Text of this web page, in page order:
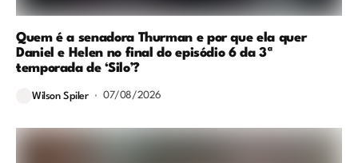
Quem é a senadora Thurman e por que ela quer
Daniel e Helen no final do episódio 6 da 3ª
temporada de ‘Silo’?
Wilson Spiler 07/08/2026